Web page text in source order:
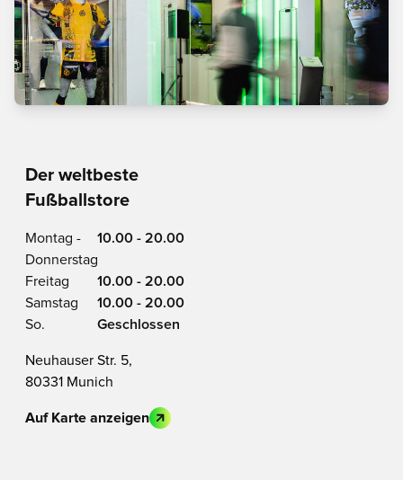
Der weltbeste
Fußballstore
Montag -
Donnerstag
10.00 - 20.00
Freitag
10.00 - 20.00
Samstag
10.00 - 20.00
So.
Geschlossen
Neuhauser Str. 5,
80331 Munich
Auf Karte anzeigen